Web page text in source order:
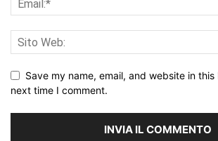
Save my name, email, and website in
next time I comment.